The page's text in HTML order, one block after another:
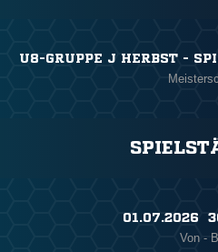
U8-GRUPPE J HERBST -
01.07.2026
Von -